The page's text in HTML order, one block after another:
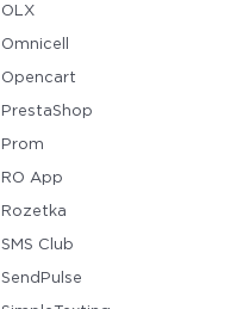
OLX
Omnicell
Opencart
PrestaShop
Prom
RO App
Rozetka
SMS Club
SendPulse